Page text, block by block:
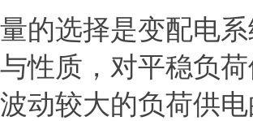
的选择是变配电
性质，对平稳负
动较大的负荷供